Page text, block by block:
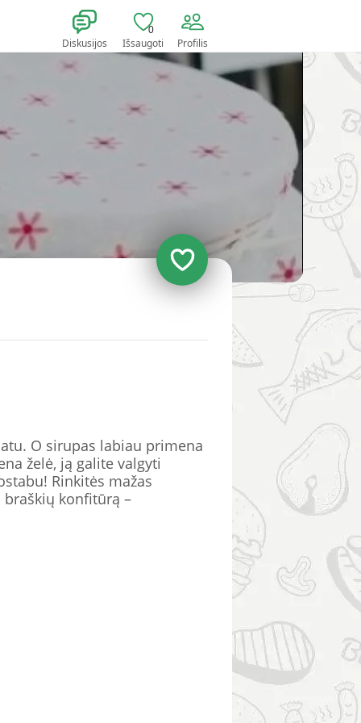
Diskusijos
0
Išsaugoti Profilis
O sirupas labiau primena
želė, ją galite valgyti
Rinkitės mažas
braškių konfitūrą –